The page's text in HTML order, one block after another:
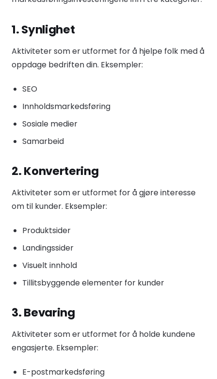
1. Synlighet
Aktiviteter som er utformet for å hjelpe folk med å
oppdage bedriften din. Eksempler:
SEO
Innholdsmarkedsføring
Sosiale medier
Samarbeid
2. Konvertering
Aktiviteter som er utformet for å gjøre interesse
om til kunder. Eksempler:
Produktsider
Landingssider
Visuelt innhold
Tillitsbyggende elementer for kunder
3. Bevaring
Aktiviteter som er utformet for å holde kundene
engasjerte. Eksempler:
E-postmarkedsføring